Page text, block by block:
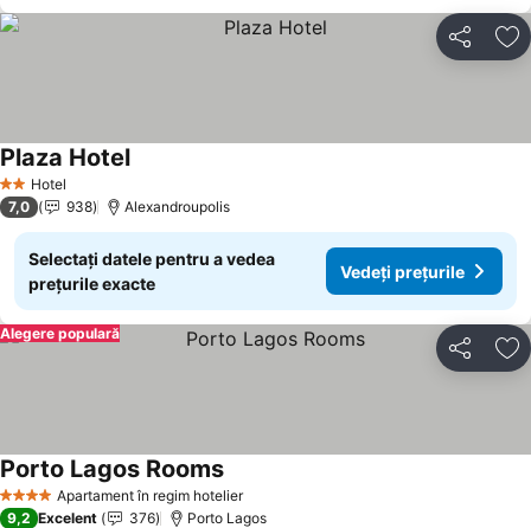
Distribuiți
2 SteleHotel
Plaza Hotel
7,0 938 Alexandroupolis
Selectați datele pentru a vedea
prețurile exacte
Vedeți prețurile
Distribuiți
Alegere populară
4 Stele Apartament în regim hotelier
Porto Lagos Rooms
9,2 Excelent 376 Porto Lagos